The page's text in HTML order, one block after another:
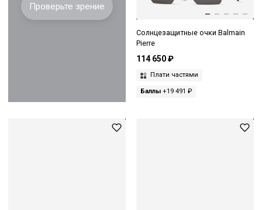
Проверьте зрение
Солнцезащитные очки Balmain
Pierre
114 650 ₽
Плати частями
Баллы+19 491 ₽